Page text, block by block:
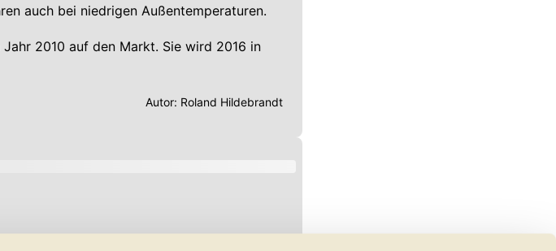
auch bei niedrigen Außentemperaturen.
2010 auf den Markt. Sie wird 2016 in
Autor: Roland Hildebrandt